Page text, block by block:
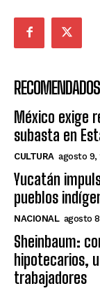
México exige
subasta en
CULTURA agosto 9,
Yucatán
pueblos
NACIONAL agosto
Sheinbaum:
hipotecarios,
trabajadores